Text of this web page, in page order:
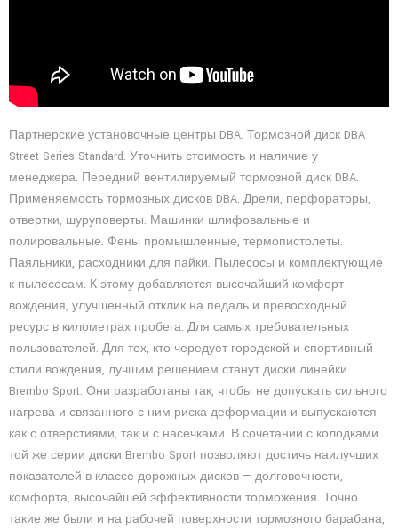
Партнерские установочные центры DBA. Тормозной диск DBA
Street Series Standard. Уточнить стоимость и наличие у
менеджера. Передний вентилируемый тормозной диск DBA.
Применяемость тормозных дисков DBA. Дрели, перфораторы,
отвертки, шуруповерты. Машинки шлифовальные и
полировальные. Фены промышленные, термопистолеты.
Паяльники, расходники для пайки. Пылесосы и комплектующие
к пылесосам. К этому добавляется высочайший комфорт
вождения, улучшенный отклик на педаль и превосходный
ресурс в километрах пробега. Для самых требовательных
пользователей​. Для тех, кто чередует городской и спортивный
стили вождения, лучшим решением станут диски линейки
Brembo Sport. Они разработаны так, чтобы не допускать сильного
нагрева и связанного с ним риска деформации и выпускаются
как с отверстиями, так и с насечками. В сочетании с колодками
той же серии диски Brembo Sport позволяют достичь наилучших
показателей в классе дорожных дисков — долговечности,
комфорта, высочайшей эффективности торможения. Точно
такие же были и на рабочей поверхности тормозного барабана,